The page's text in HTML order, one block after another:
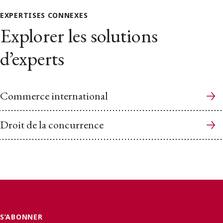
EXPERTISES CONNEXES
Explorer les solutions
d’experts
Commerce international
Droit de la concurrence
S’ABONNER